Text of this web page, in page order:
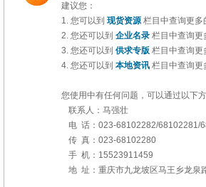
建议您：
1. 您可以到 现货资源栏目中查询更多
2. 您还可以到 企业名录 栏目中查询更
3. 您还可以到 供求专版 栏目中查询更
4. 您还可以到 本地资讯 栏目中查询更
您使用中有任何问题，可以通过以下
联系人：马强壮
电 话：023-68102282/68102281/
传 真：023-68102280
手 机：15523911459
地 址：重庆市九龙坡区马王乡龙泉